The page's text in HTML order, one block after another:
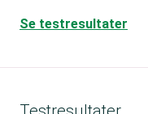
Se testresultater